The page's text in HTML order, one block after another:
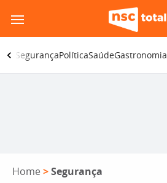
para
o
conteúdo
SegurançaPolíticaSaúdeGastronomia
Home >Segurança